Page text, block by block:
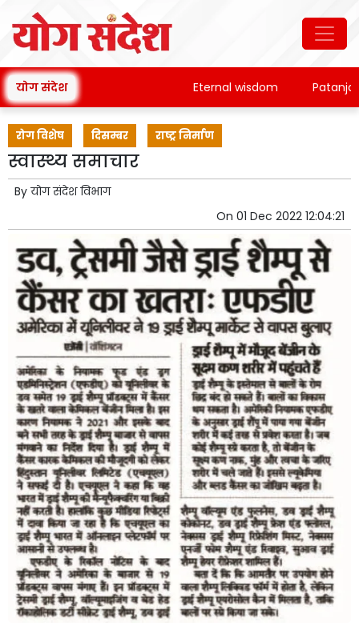
योग संदेश Eternal wisdom Patanjali's
रोग विशेष दिसम्बर राष्ट्र निर्माण
स्वास्थ्य समाचार
By योग संदेश विभाग
On 01 Dec 2022 12:04:21